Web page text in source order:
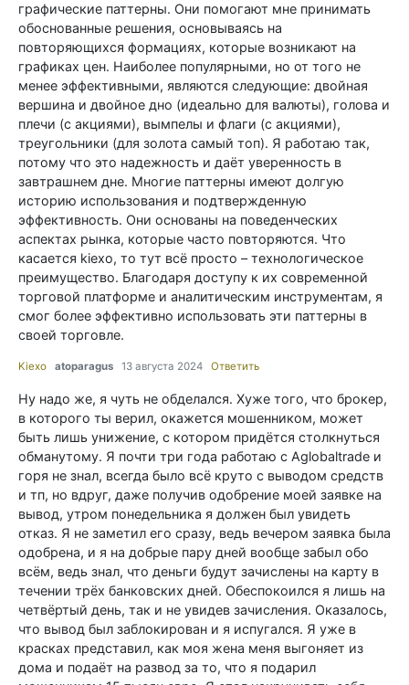
графические паттерны. Они помогают мне принимать
обоснованные решения, основываясь на
повторяющихся формациях, которые возникают на
графиках цен. Наиболее популярными, но от того не
менее эффективными, являются следующие: двойная
вершина и двойное дно (идеально для валюты), голова и
плечи (с акциями), вымпелы и флаги (с акциями),
треугольники (для золота самый топ). Я работаю так,
потому что это надежность и даёт уверенность в
завтрашнем дне. Многие паттерны имеют долгую
историю использования и подтвержденную
эффективность. Они основаны на поведенческих
аспектах рынка, которые часто повторяются. Что
касается kiexo, то тут всё просто – технологическое
преимущество. Благодаря доступу к их современной
торговой платформе и аналитическим инструментам, я
смог более эффективно использовать эти паттерны в
своей торговле.
Kiexo atoparagus 13 августа 2024 Ответить
Ну надо же, я чуть не обделался. Хуже того, что брокер,
в которого ты верил, окажется мошенником, может
быть лишь унижение, с котором придётся столкнуться
обманутому. Я почти три года работаю с Aglobaltrade и
горя не знал, всегда было всё круто с выводом средств
и тп, но вдруг, даже получив одобрение моей заявке на
вывод, утром понедельника я должен был увидеть
отказ. Я не заметил его сразу, ведь вечером заявка была
одобрена, и я на добрые пару дней вообще забыл обо
всём, ведь знал, что деньги будут зачислены на карту в
течении трёх банковских дней. Обеспокоился я лишь на
четвёртый день, так и не увидев зачисления. Оказалось,
что вывод был заблокирован и я испугался. Я уже в
красках представил, как моя жена меня выгоняет из
дома и подаёт на развод за то, что я подарил